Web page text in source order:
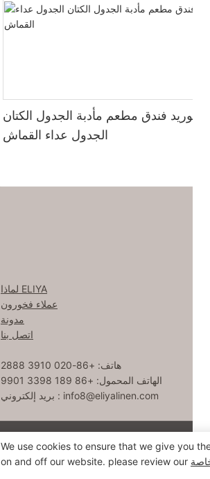
توريد فندق مطعم مأدبة الجدول الكتان
الجدول عداء القماش
لماذا ELIYA
عملاء فخورون
مدونة
اتصل بنا
هاتف: +86-020 3910 2888
الهاتف المحمول: +86 189 3398 9901
بريد إلكتروني : info8@eliyalinen.com
حقوق الطبع والنشر © 2025 ELIYA Hotel Linen Co. ،
Ltd |
خريطة sitemap 粤ICP备15074832
We use cookies to ensure that we give you
on and off our website. please review our